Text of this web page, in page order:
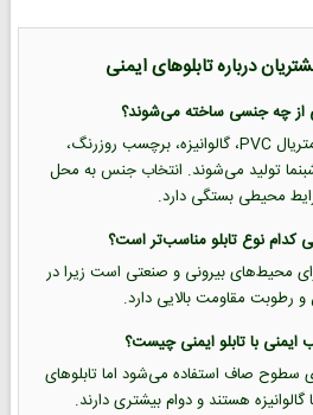
درباره تابلوهای ایمنی
تابلوهای ایمنی معمولاً از متریال PVC، گالوانیزه، برچسب روزرنگ،
تولید می‌شوند. انتخاب جنس به محل
محیطی بستگی دارد.
برای محیط‌های بیرونی و صنعتی است زیرا در
و رطوبت مقاومت بالایی دارد.
صاف استفاده می‌شود اما تابلوهای